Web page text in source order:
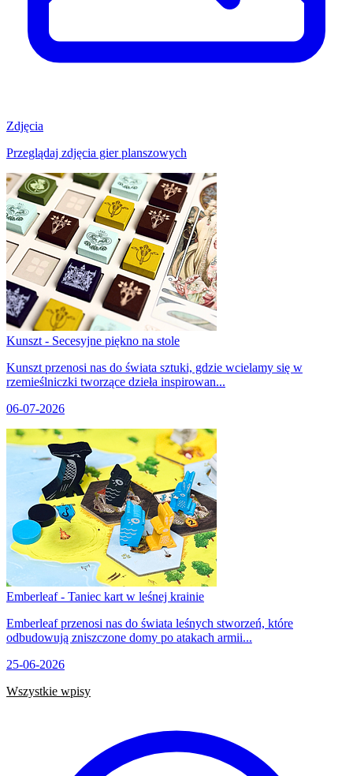
Zdjęcia
Przeglądaj zdjęcia gier planszowych
Kunszt - Secesyjne piękno na stole
Kunszt przenosi nas do świata sztuki, gdzie wcielamy się w
rzemieślniczki tworzące dzieła inspirowan...
06-07-2026
Emberleaf - Taniec kart w leśnej krainie
Emberleaf przenosi nas do świata leśnych stworzeń, które
odbudowują zniszczone domy po atakach armii...
25-06-2026
Wszystkie wpisy